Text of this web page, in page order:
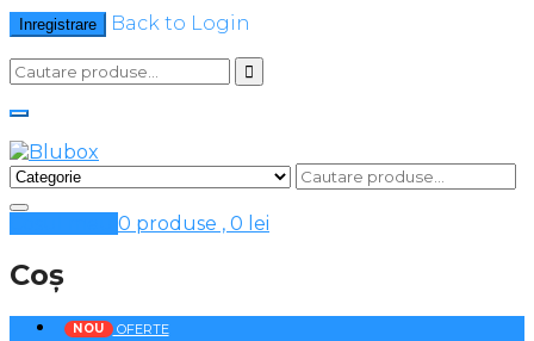
Inregistrare Back to Login
0 produse , 0 lei
Coș
NOU OFERTE